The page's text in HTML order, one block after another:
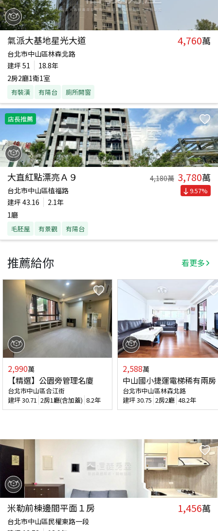
氣派大基地星光大道 4,760萬
台北市中山區林森北路
建坪 51
18.8年
2房2廳1衛1室
有裝潢 有陽台 廁所開窗
店長推薦
大直紅點漂亮Ａ９ 4,180萬 3,780萬
台北市中山區植福路
建坪 43.16
2.1年
1廳
毛胚屋 有景觀 有陽台
9.57%
推薦給你 看更多
2,990萬
【精選】公園旁管理名廈
台北市中山區合江街
建坪30.71 2房1廳(含加蓋) 8.2年
2,588萬
中山國小捷運電梯稀有兩房
台北市中山區林森北路
建坪30.75 2房2廳 48.2年
米勒前棟邊間平面１房 1,456萬
台北市中山區民權東路一段